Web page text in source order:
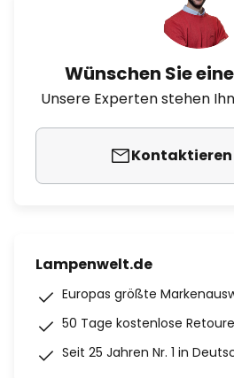
Wünschen Sie
Unsere Experten stehen
Kontaktieren
Lampenwelt.de
Europas größte
50 Tage kostenlose Retoure
Seit 25 Jahren Nr. 1 in